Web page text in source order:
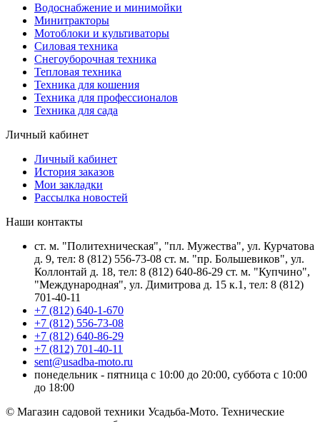
Водоснабжение и минимойки
Минитракторы
Мотоблоки и культиваторы
Силовая техника
Снегоуборочная техника
Тепловая техника
Техника для кошения
Техника для профессионалов
Техника для сада
Личный кабинет
Личный кабинет
История заказов
Мои закладки
Рассылка новостей
Наши контакты
ст. м. "Политехническая", "пл. Мужества", ул. Курчатова
д. 9, тел: 8 (812) 556-73-08 ст. м. "пр. Большевиков", ул.
Коллонтай д. 18, тел: 8 (812) 640-86-29 ст. м. "Купчино",
"Международная", ул. Димитрова д. 15 к.1, тел: 8 (812)
701-40-11
+7 (812) 640-1-670
+7 (812) 556-73-08
+7 (812) 640-86-29
+7 (812) 701-40-11
sent@usadba-moto.ru
понедельник - пятница с 10:00 до 20:00, суббота с 10:00
до 18:00
© Магазин садовой техники Усадьба-Мото. Технические